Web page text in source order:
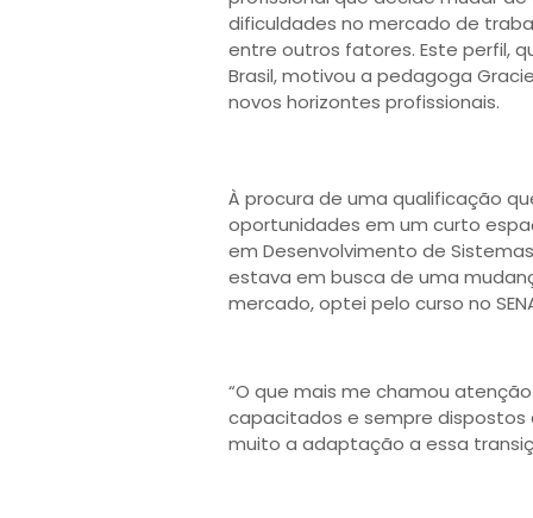
dificuldades no mercado de
entre outros fatores. Este perfil,
Brasil, motivou a pedagoga
novos horizontes profissionais.
À procura de uma qualificação
oportunidades em um curto
em Desenvolvimento de
estava em busca de uma
mercado, optei pelo curso no
“O que mais me chamou
capacitados e sempre dispostos
muito a adaptação a essa